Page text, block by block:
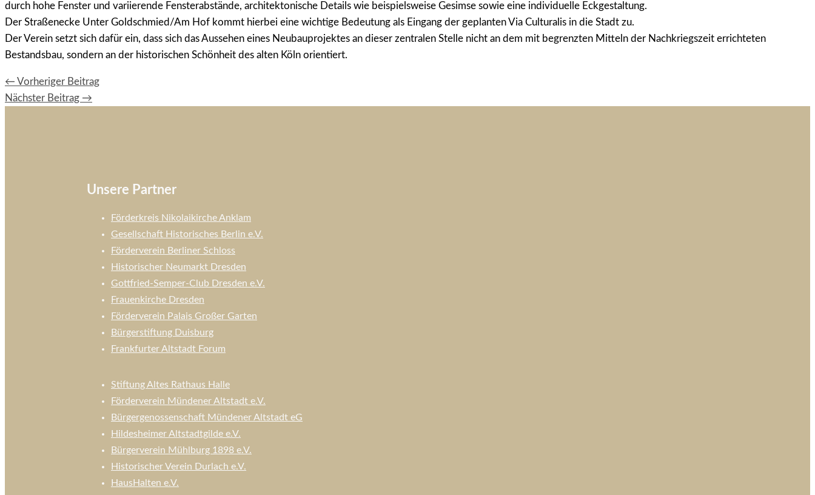
durch hohe Fenster und variierende Fensterabstände, architektonische Details wie beispielsweise Gesimse sowie eine individuelle Eckgestaltung.
Der Straßenecke Unter Goldschmied/Am Hof kommt hierbei eine wichtige Bedeutung als Eingang der geplanten Via Culturalis in die Stadt zu.
Der Verein setzt sich dafür ein, dass sich das Aussehen eines Neubauprojektes an dieser zentralen Stelle nicht an dem mit begrenzten Mitteln der Nachkriegszeit errichteten
Bestandsbau, sondern an der historischen Schönheit des alten Köln orientiert.
← Vorheriger Beitrag
Nächster Beitrag →
Unsere Partner
Förderkreis Nikolaikirche Anklam
Gesellschaft Historisches Berlin e.V.
Förderverein Berliner Schloss
Historischer Neumarkt Dresden
Gottfried-Semper-Club Dresden e.V.
Frauenkirche Dresden
Förderverein Palais Großer Garten
Bürgerstiftung Duisburg
Frankfurter Altstadt Forum
Stiftung Altes Rathaus Halle
Förderverein Mündener Altstadt e.V.
Bürgergenossenschaft Mündener Altstadt eG
Hildesheimer Altstadtgilde e.V.
Bürgerverein Mühlburg 1898 e.V.
Historischer Verein Durlach e.V.
HausHalten e.V.